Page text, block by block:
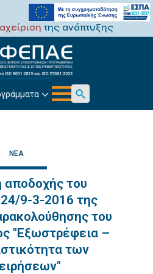
της ανάπτυξης
Search
ΝΈΑ
του
9-3-2016 της
του
"Εξωστρέφεια –
των